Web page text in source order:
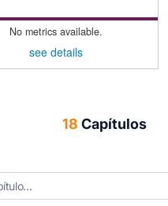
No metrics available.
see details
18 Capítulos